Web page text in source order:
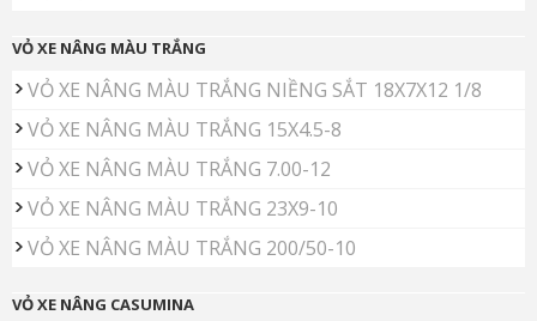
VỎ XE NÂNG MÀU TRẮNG
VỎ XE NÂNG MÀU TRẮNG NIỀNG SẮT 18X7X12 1/8
VỎ XE NÂNG MÀU TRẮNG 15X4.5-8
VỎ XE NÂNG MÀU TRẮNG 7.00-12
VỎ XE NÂNG MÀU TRẮNG 23X9-10
VỎ XE NÂNG MÀU TRẮNG 200/50-10
VỎ XE NÂNG CASUMINA